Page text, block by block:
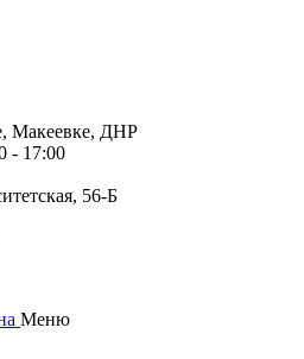
Макеевке, ДНР
- 17:00
56-Б
Меню